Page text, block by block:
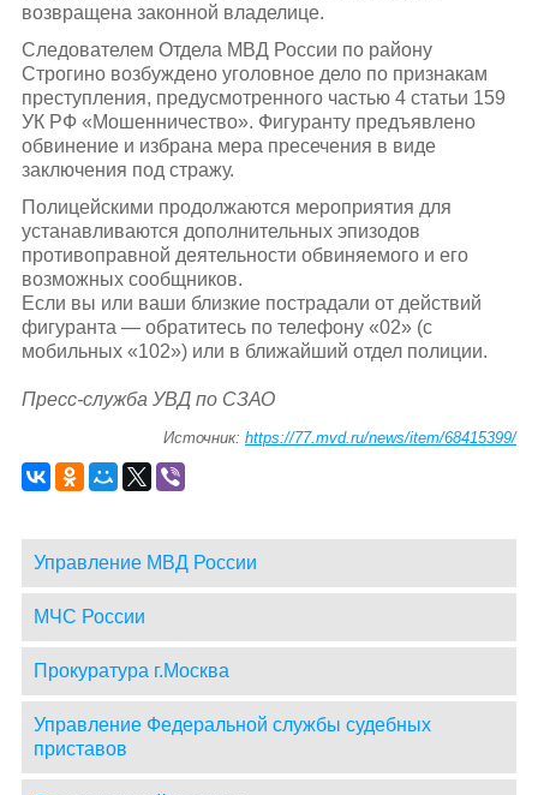
возвращена законной владелице.
Следователем Отдела МВД России по району
Строгино возбуждено уголовное дело по признакам
преступления, предусмотренного частью 4 статьи 159
УК РФ «Мошенничество». Фигуранту предъявлено
обвинение и избрана мера пресечения в виде
заключения под стражу.
Полицейскими продолжаются мероприятия для
устанавливаются дополнительных эпизодов
противоправной деятельности обвиняемого и его
возможных сообщников.
Если вы или ваши близкие пострадали от действий
фигуранта — обратитесь по телефону «02» (с
мобильных «102») или в ближайший отдел полиции.
Пресс-служба УВД по СЗАО
Источник:https://77.mvd.ru/news/item/68415399/
Управление МВД России
МЧС России
Прокуратура г.Москва
Управление Федеральной службы судебных
приставов